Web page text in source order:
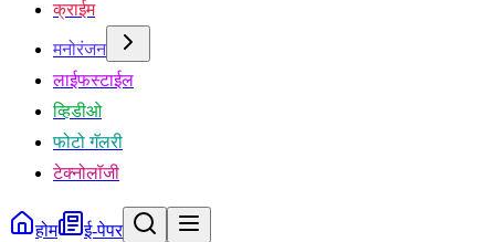
क्राईम
मनोरंजन
लाईफस्टाईल
व्हिडीओ
फोटो गॅलरी
टेक्नोलॉजी
होम ई-पेपर